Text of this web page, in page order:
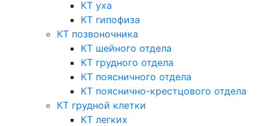
КТ уха
КТ гипофиза
КТ позвоночника
КТ шейного отдела
КТ грудного отдела
КТ поясничного отдела
КТ пояснично-крестцового отдела
КТ грудной клетки
КТ легких